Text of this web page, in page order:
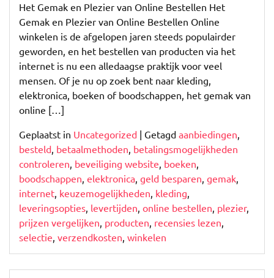
Het Gemak en Plezier van Online Bestellen Het
Gemak en Plezier van Online Bestellen Online
winkelen is de afgelopen jaren steeds populairder
geworden, en het bestellen van producten via het
internet is nu een alledaagse praktijk voor veel
mensen. Of je nu op zoek bent naar kleding,
elektronica, boeken of boodschappen, het gemak van
online […]
Geplaatst in Uncategorized | Getagd aanbiedingen,
besteld, betaalmethoden, betalingsmogelijkheden
controleren, beveiliging website, boeken,
boodschappen, elektronica, geld besparen, gemak,
internet, keuzemogelijkheden, kleding,
leveringsopties, levertijden, online bestellen, plezier,
prijzen vergelijken, producten, recensies lezen,
selectie, verzendkosten, winkelen